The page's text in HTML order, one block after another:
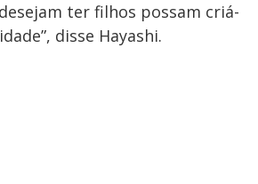
ter filhos possam criá-
disse Hayashi.